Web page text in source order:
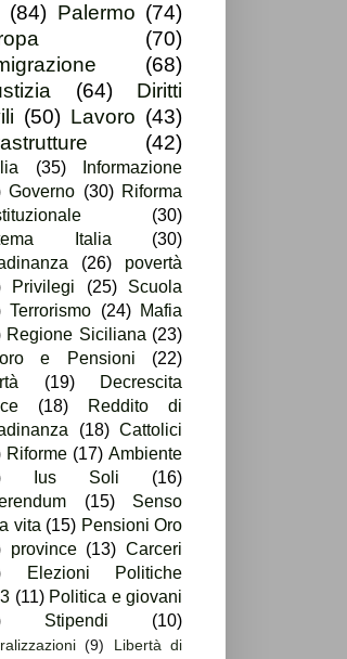
(84) Palermo (74)
(70)
(68)
(64)
Diritti
(50) Lavoro (43)
(42)
(35)
Informazione
Governo (30) Riforma
(30)
Italia
(30)
(26)
povertà
Privilegi (25)
Scuola
Terrorismo (24)
Mafia
Regione Siciliana (23)
e Pensioni
(22)
(19)
Decrescita
(18)
Reddito di
(18) Cattolici
Riforme (17) Ambiente
Ius Soli
(16)
(15)
Senso
vita (15) Pensioni Oro
province (13) Carceri
Elezioni Politiche
(11) Politica e giovani
Stipendi (10)
(9)
Libertà di